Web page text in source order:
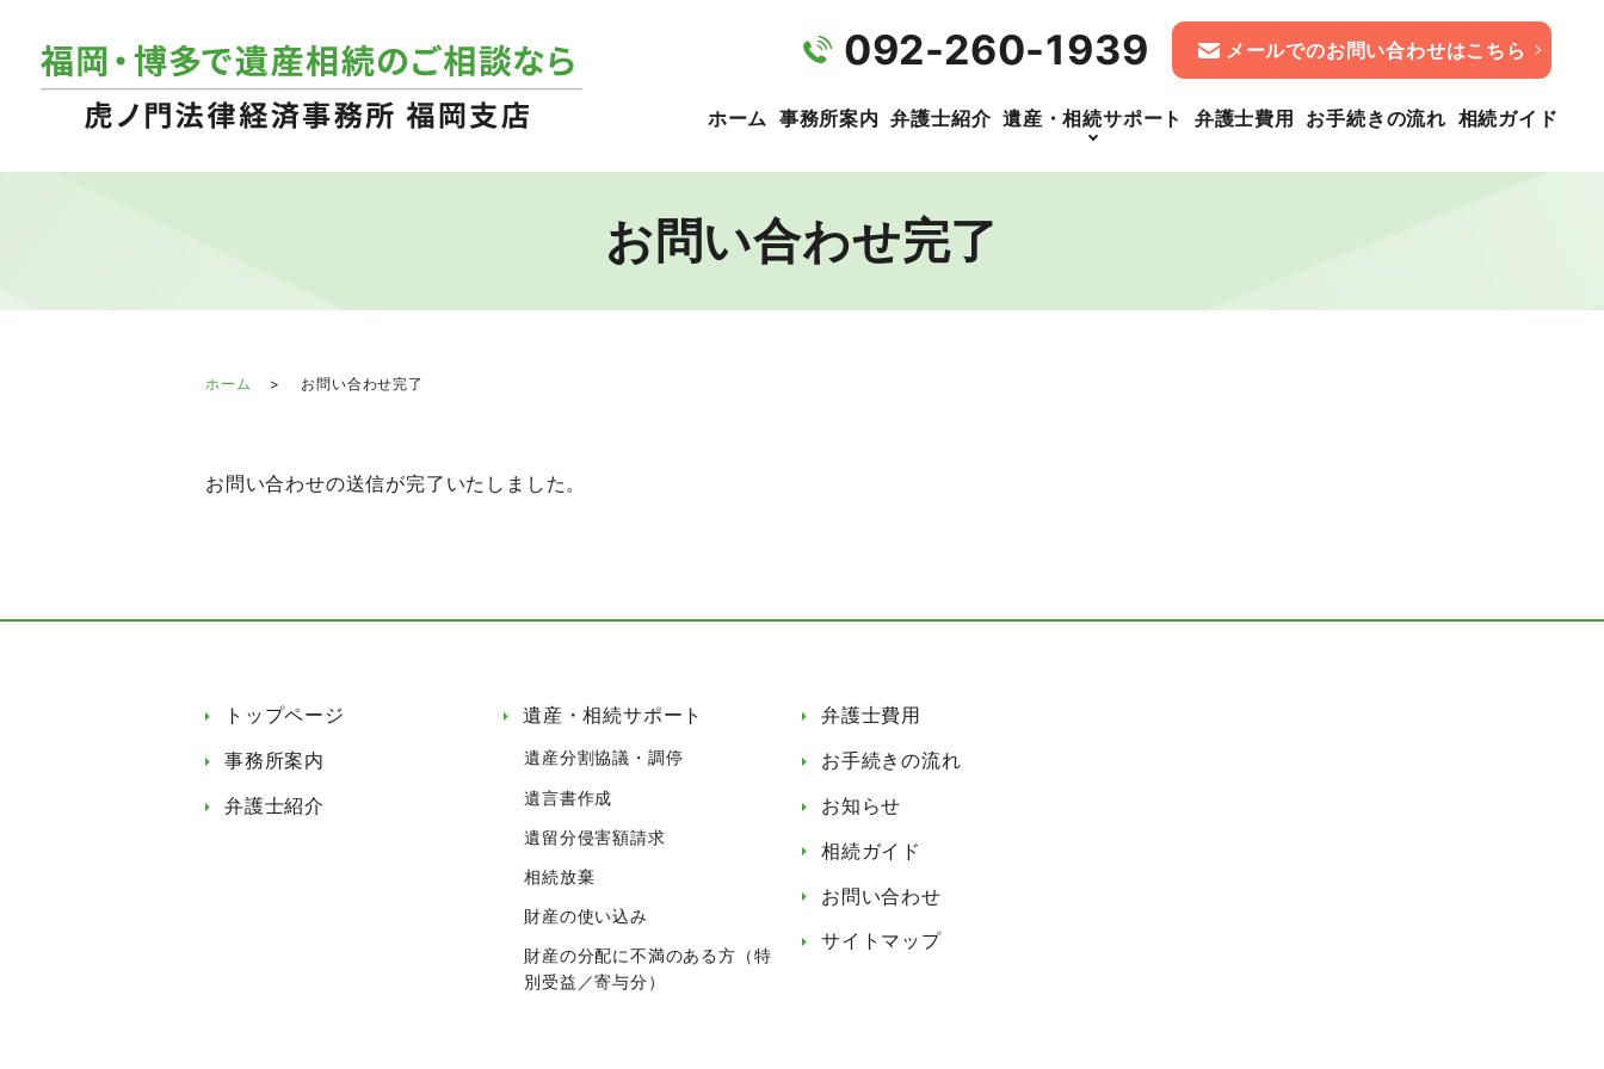
ホーム 事務所案内 弁護士紹介 遺産・相続サポート 弁護士費用 お手続きの流れ 相続ガイド
092-260-1939 メールでのお問い合わせはこちら
お問い合わせ完了
ホーム お問い合わせ完了
お問い合わせの送信が完了いたしました。
トップページ
事務所案内
弁護士紹介
遺産・相続サポート
遺産分割協議・調停
遺言書作成
遺留分侵害額請求
相続放棄
財産の使い込み
財産の分配に不満のある方（特
別受益／寄与分）
弁護士費用
お手続きの流れ
お知らせ
相続ガイド
お問い合わせ
サイトマップ